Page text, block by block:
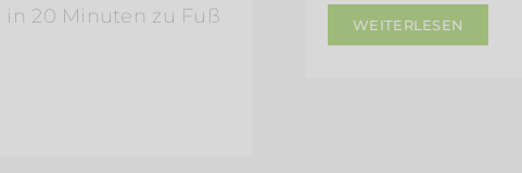
in 20 Minuten zu Fuß
WEITERLESEN